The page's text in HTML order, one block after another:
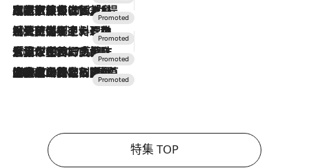
2026.7.31
【ホテル帰省】という選択肢をOMOが提案。家族とほどよい距離を保つには「昼は実家、夜は気兼ねなくホテルで！」
2026.7.24
【夏限定ディナーコース】旬を迎える稚鮎や花ズッキーニなどをイタリア・トスカーナの郷土料理の手法で満喫！
2026.7.17
「土佐和ハーブかき氷」がOMO7高知に登場！生姜、山椒、大葉など目にも舌にも涼を呼ぶ郷土の味
2026.7.10
NEW OPEN！【界 草津】名湯の地に誕生。趣の異なる2種の温泉と上州ならではの会席・蕎麦割烹など美食を味わう究極の癒やし旅
特集 TOP